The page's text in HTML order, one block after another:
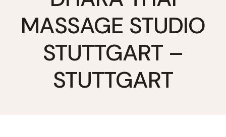
MASSAGE STUDIO
STUTTGART –
STUTTGART